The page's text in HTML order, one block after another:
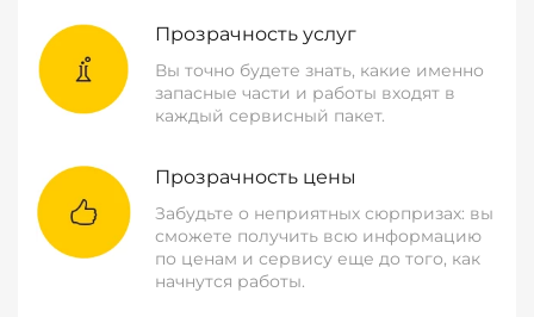
Прозрачность услуг
Вы точно будете знать, какие именно
запасные части и работы входят в
каждый сервисный пакет.
Прозрачность цены
Забудьте о неприятных сюрпризах: вы
сможете получить всю информацию
по ценам и сервису еще до того, как
начнутся работы.